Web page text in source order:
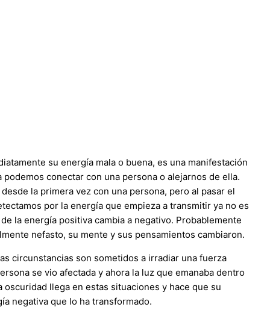
su energía mala o buena, es una manifestación
conectar con una persona o alejarnos de ella.
la primera vez con una persona, pero al pasar el
por la energía que empieza a transmitir ya no es
la energía positiva cambia a negativo. Probablemente
nefasto, su mente y sus pensamientos cambiaron.
circunstancias son sometidos a irradiar una fuerza
se vio afectada y ahora la luz que emanaba dentro
llega en estas situaciones y hace que su
negativa que lo ha transformado.